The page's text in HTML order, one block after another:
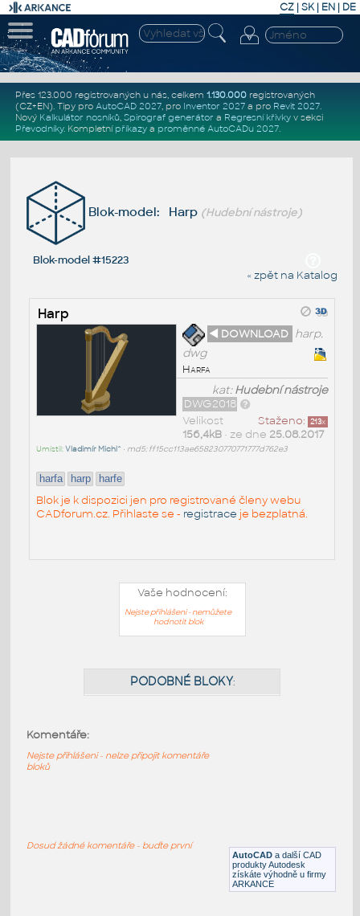
CZ | SK| EN | DE
Přes 123.000 registrovaných u nás, celkem 1.130.000registrovaných
(CZ+EN). Tipy pro AutoCAD 2027, pro Inventor 2027a pro Revit 2027.
Nový Kalkulátor nosníků, Spirograf generátor a Regresní křivkyv sekci
Převodníky. Kompletní příkazya proměnné AutoCADu 2027.
Blok-model: Harp (Hudební nástroje)
Blok-model #15223
« zpět na Katalog
Harp
◄ DOWNLOAD harp.
dwg
Harfa
kat:Hudební nástroje
DWG2018
Staženo: 213x
Velikost
156,4kB• ze dne 25.08.2017
Umístil:Vladimír Michl^ • md5: ff15cc113ae658230770771777d762e3
harfa harp harfe
Blok je k dispozici jen pro registrované členy webu
CADforum.cz. Přihlaste se - registrace je bezplatná.
Vaše hodnocení:
Nejste přihlášeni - nemůžete
hodnotit blok
AutoCAD a další CAD
produkty Autodesk
získáte výhodně u firmy
ARKANCE
Komentáře:
Nejste přihlášeni - nelze připojit komentáře
bloků
Dosud žádné komentáře - buďte první